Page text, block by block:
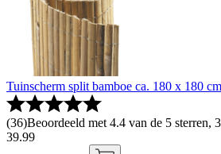
Tuinscherm split bamboe ca. 180 x 180 cm
(36)Beoordeeld met 4.4 van de 5 sterren,
39.99